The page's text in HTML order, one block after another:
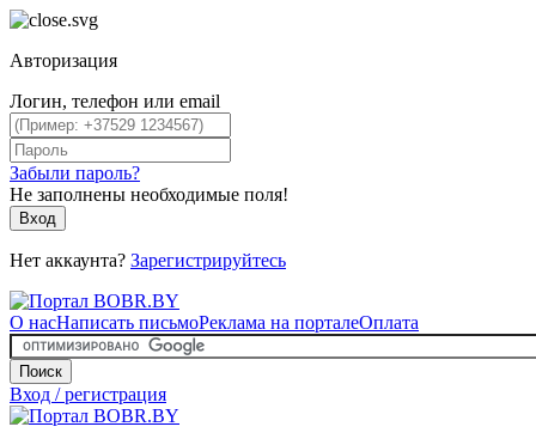
Авторизация
Логин, телефон или email
Забыли пароль?
Не заполнены необходимые поля!
Вход
Нет аккаунта? Зарегистрируйтесь
О насНаписать письмоРеклама на порталеОплата
Поиск
Вход / регистрация